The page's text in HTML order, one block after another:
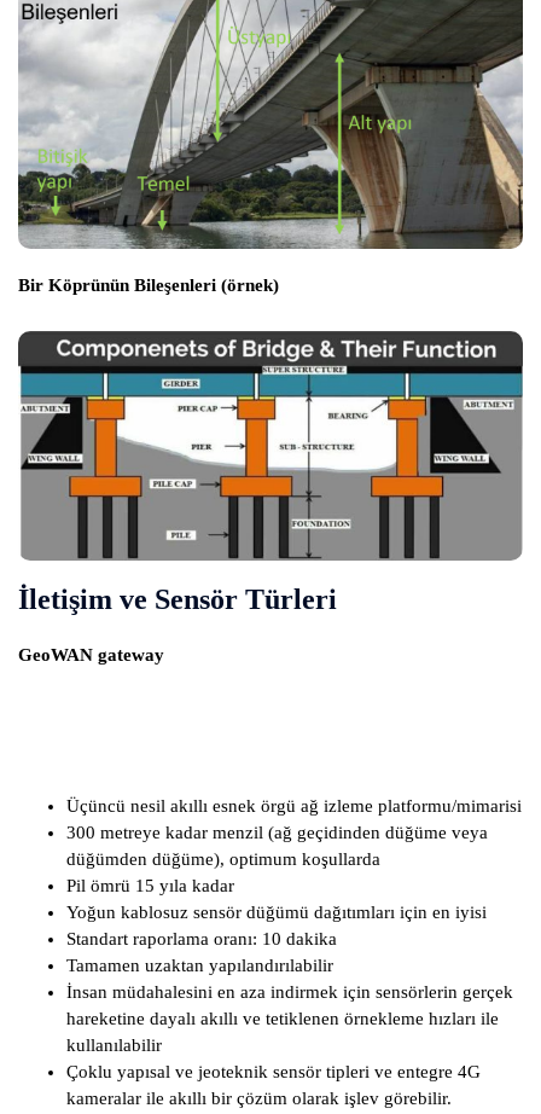
Bir Köprünün Bileşenleri (örnek)
İletişim ve Sensör Türleri
GeoWAN gateway
Üçüncü nesil akıllı esnek örgü ağ izleme platformu/mimarisi
300 metreye kadar menzil (ağ geçidinden düğüme veya
düğümden düğüme), optimum koşullarda
Pil ömrü 15 yıla kadar
Yoğun kablosuz sensör düğümü dağıtımları için en iyisi
Standart raporlama oranı: 10 dakika
Tamamen uzaktan yapılandırılabilir
İnsan müdahalesini en aza indirmek için sensörlerin gerçek
hareketine dayalı akıllı ve tetiklenen örnekleme hızları ile
kullanılabilir
Çoklu yapısal ve jeoteknik sensör tipleri ve entegre 4G
kameralar ile akıllı bir çözüm olarak işlev görebilir.